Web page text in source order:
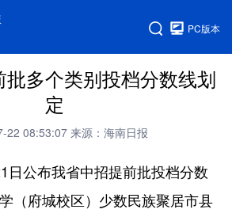
PC版本
多个类别投档分数线划
定
22 08:53:07 来源：海南日报
公布我省中招提前批投档分数
（府城校区）少数民族聚居市县